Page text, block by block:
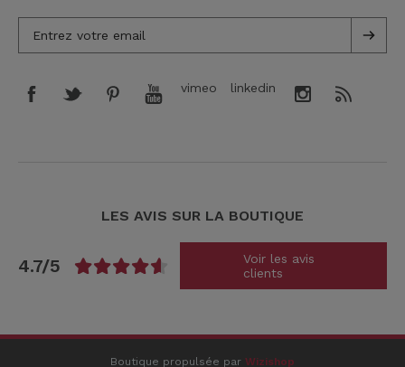
vimeo linkedin
LES AVIS SUR LA BOUTIQUE
4.7/5
Voir les avis
clients
Boutique propulsée par Wizishop